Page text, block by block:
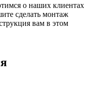
о наших клиентах
сделать монтаж
вам в этом